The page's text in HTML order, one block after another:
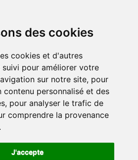
des cookies
cookies et d'autres
pour améliorer votre
sur notre site, pour
contenu personnalisé et des
pour analyser le trafic de
comprendre la provenance
J'accepte